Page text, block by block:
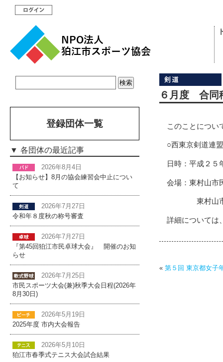
６月度 合同
このことについ
○西東京剣道連
日時：平成２５
会場：東村山
東村山市久
詳細については
« 第５回 東京都女子
登録団体一覧
各団体の最近記事
2026年8月4日
【お知らせ】8月の協会練習会中止につい
て
2026年7月27日
令和年８度秋の称号審査
2026年7月27日
『第45回狛江市民卓球大会』 開催のお知
らせ
2026年7月25日
市民スポーツ大会(兼)秋季大会日程(2026年
8月30日)
2026年5月19日
2025年度 市内大会報告
2026年5月10日
狛江市春季式テニス大会試合結果